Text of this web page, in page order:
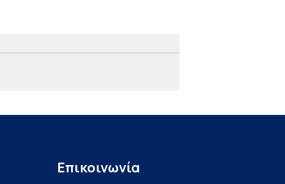
Επικοινωνία